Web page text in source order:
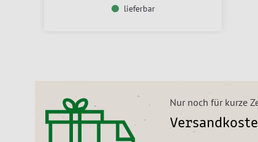
lieferbar
Nur noch für kurze